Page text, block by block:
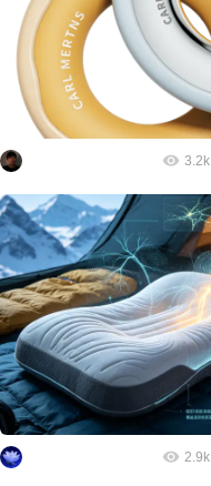
3.2k
2.9k